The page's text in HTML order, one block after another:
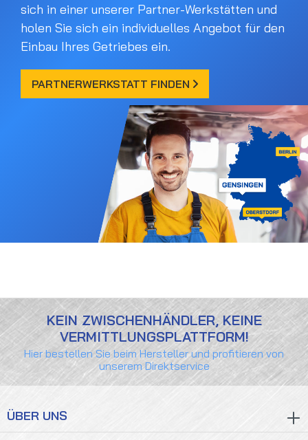
sich in einer unserer Partner-Werkstätten und
holen Sie sich ein individuelles Angebot für den
Einbau Ihres Getriebes ein.
PARTNERWERKSTATT FINDEN
KEIN ZWISCHENHÄNDLER, KEINE
VERMITTLUNGSPLATTFORM!
Hier bestellen Sie beim Hersteller und profitieren von
unserem Direktservice
ÜBER UNS